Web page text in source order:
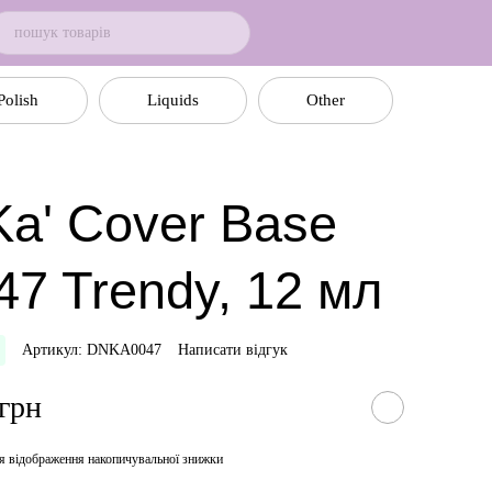
Liquids Other
Cover Base
Trendy, 12 мл
Артикул: DNKA0047 Написати відгук
відображення накопичувальної знижки